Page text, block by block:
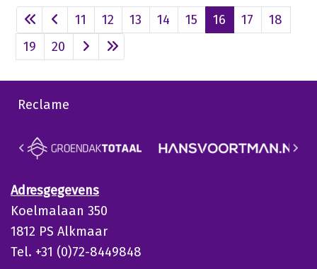
11 12 13 14 15 16 17
18
19
20
Reclame
Adresgegevens
Koelmalaan 350
1812 PS Alkmaar
Tel. +31 (0)72-8449848